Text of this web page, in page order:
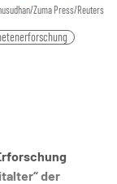
Zuma Press/Reuters
der